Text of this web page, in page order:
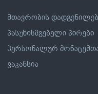
მთავრობის
პასუხისმგებელი პირები
პერსონალურ
ვაკანსია